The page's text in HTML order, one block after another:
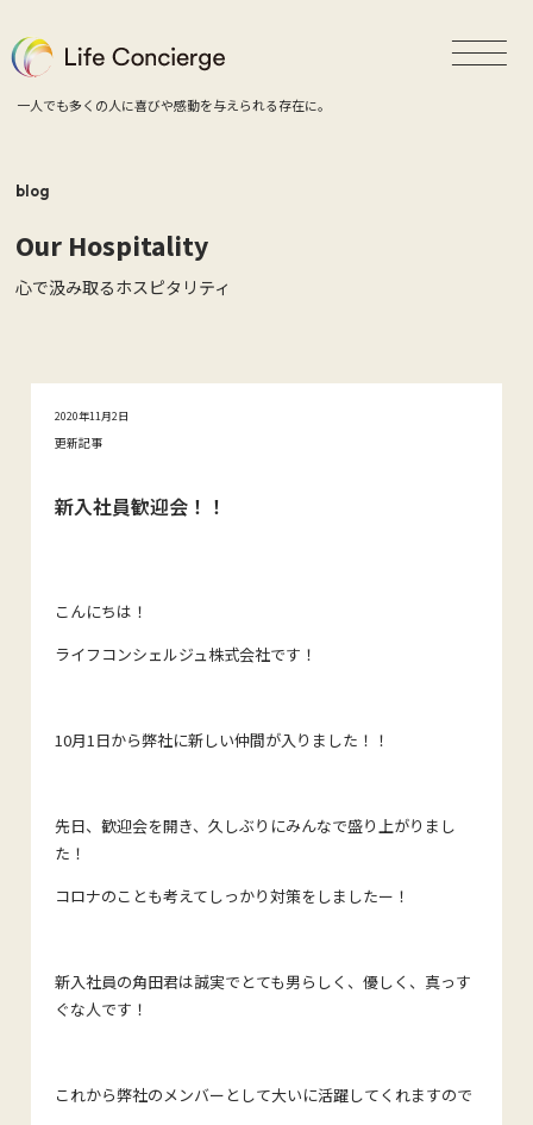
一人でも多くの人に喜びや感動を与えられる存在に。
blog
Our Hospitality
心で汲み取るホスピタリティ
2020年11月2日
更新記事
新入社員歓迎会！！
こんにちは！
ライフコンシェルジュ株式会社です！
10月1日から弊社に新しい仲間が入りました！！
先日、歓迎会を開き、久しぶりにみんなで盛り上がりまし
た！
コロナのことも考えてしっかり対策をしましたー！
新入社員の角田君は誠実でとても男らしく、優しく、真っす
ぐな人です！
これから弊社のメンバーとして大いに活躍してくれますので